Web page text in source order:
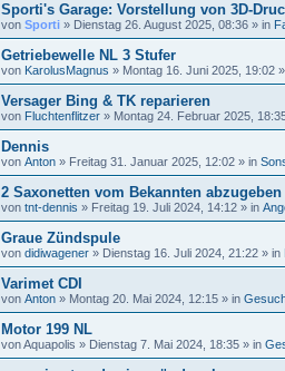
Sporti's Garage: Vorstellung von 3D-
von Sporti » Dienstag 26. August 2025, 08:36 » in
Getriebewelle NL 3 Stufer
von KarolusMagnus » Montag 16. Juni 2025, 19:02
Versager Bing & TK reparieren
von Fluchtenflitzer » Montag 24. Februar 2025,
Dennis
von Anton » Freitag 31. Januar 2025, 12:02 » in
2 Saxonetten vom Bekannten abzugeben
von tnt-dennis » Freitag 19. Juli 2024, 14:12 » in
Graue Zündspule
von didiwagener » Dienstag 16. Juli 2024, 21:22 » in
Varimet CDI
von Anton » Montag 20. Mai 2024, 12:15 » in
Motor 199 NL
vonAquapolis » Dienstag 7. Mai 2024, 18:35 » in